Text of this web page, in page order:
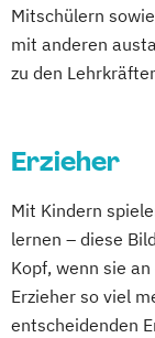
Mitschülern
mit anderen
zu den
Erzieher
Mit Kindern
lernen – diese
Kopf, wenn sie
Erzieher so viel
entscheidenden